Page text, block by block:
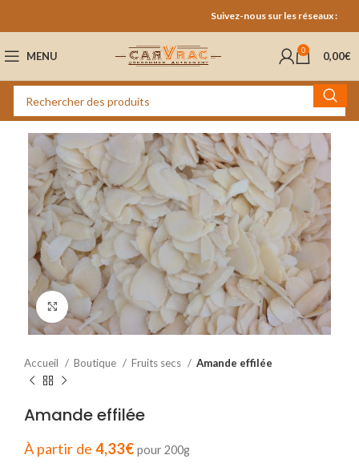
Suivez-nous sur les réseaux :
MENU 0 0,00€
Cliquez pour agrandir
Accueil Boutique Fruits secs Amande effilée
Amande effilée
À partir de 4,33€ pour 200g